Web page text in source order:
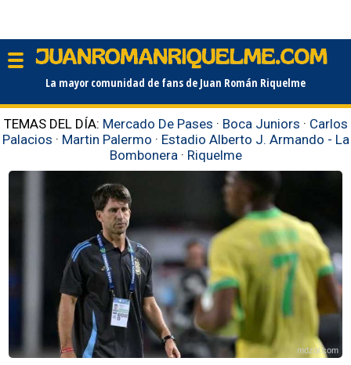
La mayor comunidad de fans de Juan Román Riquelme
TEMAS DEL DÍA: Mercado De Pases · Boca Juniors · Carlos
Palacios · Martin Palermo · Estadio Alberto J. Armando - La
Bombonera · Riquelme
mdzol.com